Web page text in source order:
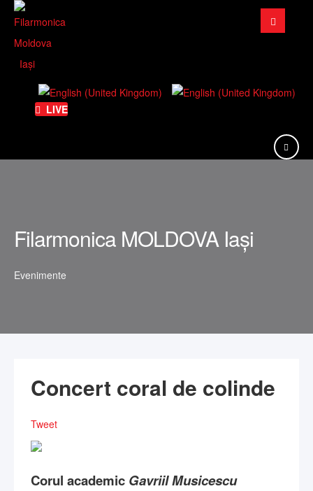
Căutare
...
LIVE
Filarmonica MOLDOVA Iași
Evenimente
Concert coral de colinde
Tweet
Corul academic Gavriil Musicescu